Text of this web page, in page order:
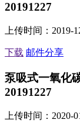
20191227
上传时间：2019-
下载 邮件分享
泵吸式一氧化
20191227
上传时间：2020-